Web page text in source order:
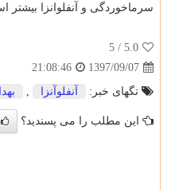
سرماخوردگی و آنفلوانزا بیشتر
5.0
/ 5
1397/09/07
21:08:46
تگهای خبر:
آنفلوآنزا ,
این مطلب را می پسندید؟